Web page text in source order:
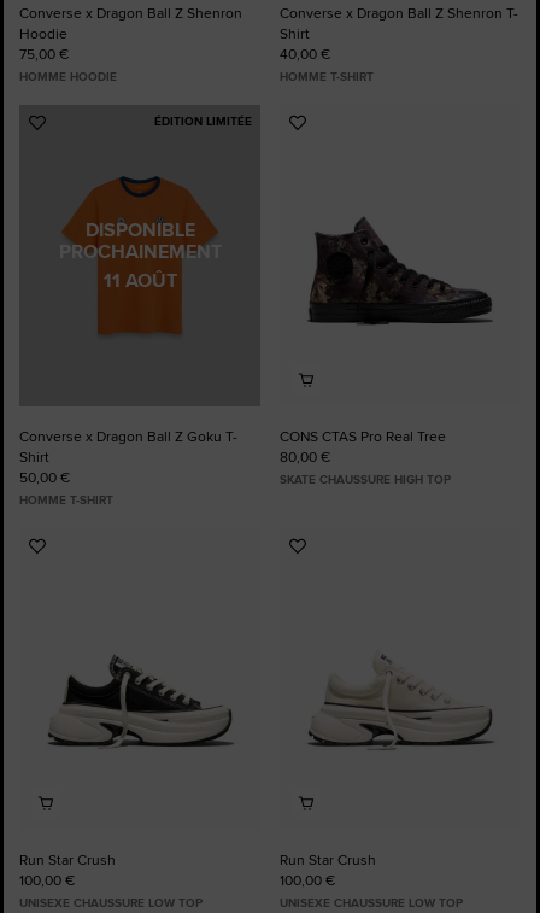
Converse x Dragon Ball Z Shenron
Hoodie
75,00 €
HOMME HOODIE
Converse x Dragon Ball Z Shenron T-
Shirt
40,00 €
HOMME T-SHIRT
DISPONIBLE
PROCHAINEMENT
11 AOÛT
ÉDITION LIMITÉE
Ajouter
Converse x Dragon Ball Z Goku T-
Shirt
50,00 €
HOMME T-SHIRT
Ajouter
CONS CTAS Pro Real Tree
80,00 €
SKATE CHAUSSURE HIGH TOP
Ajouter
Run Star Crush
100,00 €
UNISEXE CHAUSSURE LOW TOP
Ajouter
Run Star Crush
100,00 €
UNISEXE CHAUSSURE LOW TOP